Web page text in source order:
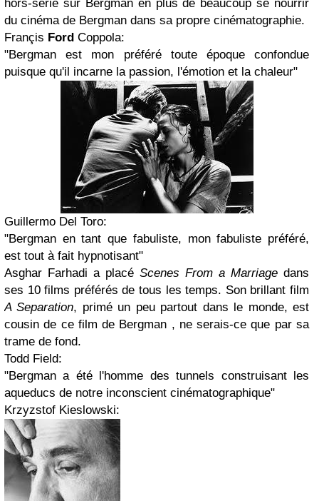
hors-série sur Bergman en plus de beaucoup se nourrir
du cinéma de Bergman dans sa propre cinématographie.
Françis Ford Coppola:
"Bergman est mon préféré toute époque confondue
puisque qu'il incarne la passion, l'émotion et la chaleur"
Guillermo Del Toro:
"Bergman en tant que fabuliste, mon fabuliste préféré,
est tout à fait hypnotisant"
Asghar Farhadi a placé Scenes From a Marriage dans
ses 10 films préférés de tous les temps. Son brillant film
A Separation, primé un peu partout dans le monde, est
cousin de ce film de Bergman , ne serais-ce que par sa
trame de fond.
Todd Field:
"Bergman a été l'homme des tunnels construisant les
aqueducs de notre inconscient cinématographique"
Krzyzstof Kieslowski: